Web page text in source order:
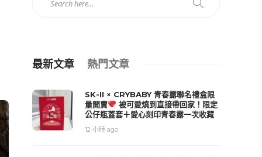
最新文章 熱門文章
SK-II × CRYBABY 青春露聯名禮盒限
量開賣
被可愛燒到直接帶回家！限定
公仔瓶蓋套＋愛心刻印青春露一次收藏
12 小時 ago